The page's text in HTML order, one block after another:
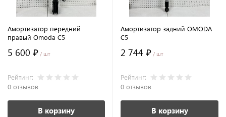
Амортизатор передний
правый Omoda C5
5 600 ₽ / шт
Рейтинг:
0 отзывов
В корзину
Амортизатор задний OMODA
C5
2 744 ₽ / шт
Рейтинг:
0 отзывов
В корзину